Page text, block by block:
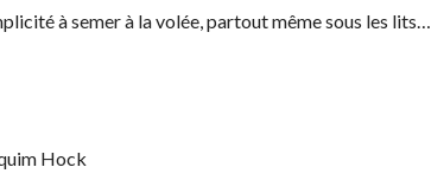
à semer à la volée, partout même sous les lits…
Hock